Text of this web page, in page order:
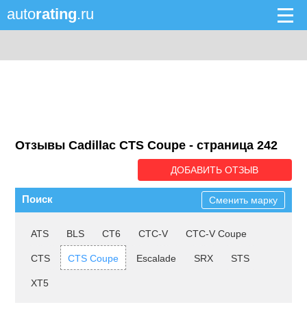
autorating.ru
Отзывы Cadillac CTS Coupe - cтраница 242
ДОБАВИТЬ ОТЗЫВ
Поиск Сменить марку
ATS BLS CT6 CTC-V CTC-V Coupe
CTS CTS Coupe Escalade SRX STS
XT5